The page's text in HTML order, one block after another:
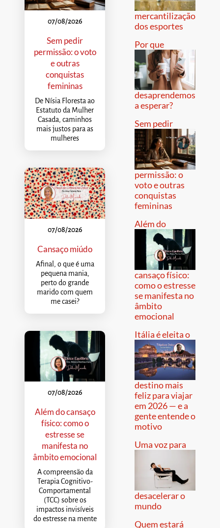
07/08/2026
Sem pedir
permissão: o voto
e outras
conquistas
femininas
De Nísia Floresta ao
Estatuto da Mulher
Casada, caminhos
mais justos para as
mulheres
07/08/2026
Cansaço miúdo
Afinal, o que é uma
pequena mania,
perto do grande
marido com quem
me casei?
07/08/2026
Além do cansaço
físico: como o
estresse se
manifesta no
âmbito emocional
A compreensão da
Terapia Cognitivo-
Comportamental
(TCC) sobre os
impactos invisíveis
do estresse na mente
mercantilização
dos esportes
Por que
desaprendemos
a esperar?
Sem pedir
permissão: o
voto e outras
conquistas
femininas
Além do
cansaço físico:
como o estresse
se manifesta no
âmbito
emocional
Itália é eleita o
destino mais
feliz para viajar
em 2026 — e a
gente entende o
motivo
Uma voz para
desacelerar o
mundo
Quem estará